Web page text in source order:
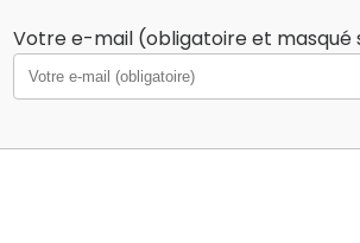
Votre e-mail (obligatoire et masqué